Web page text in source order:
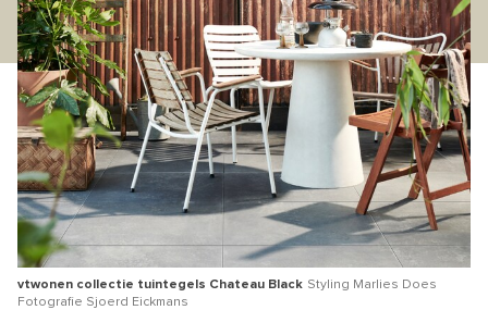
vtwonen collectie tuintegels Chateau Black Styling Marlies Does
Fotografie Sjoerd Eickmans